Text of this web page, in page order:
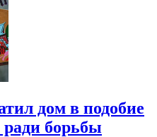
дом в подобие
ради борьбы